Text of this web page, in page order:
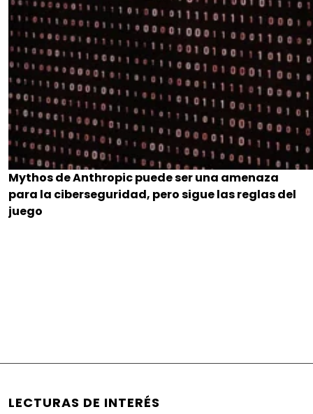
Mythos de Anthropic puede ser una amenaza
para la ciberseguridad, pero sigue las reglas del
juego
LECTURAS DE INTERÉS